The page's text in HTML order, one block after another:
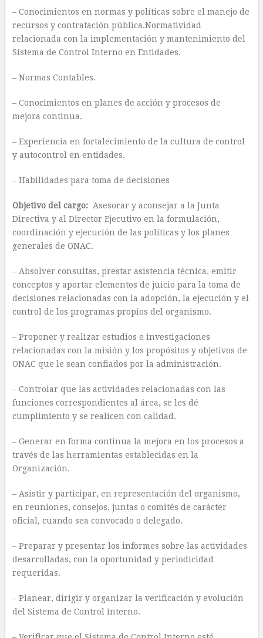
– Conocimientos en normas y políticas sobre el manejo de
recursos y contratación pública.Normatividad
relacionada con la implementación y mantenimiento del
Sistema de Control Interno en Entidades.
– Normas Contables.
– Conocimientos en planes de acción y procesos de
mejora continua.
– Experiencia en fortalecimiento de la cultura de control
y autocontrol en entidades.
– Habilidades para toma de decisiones
Objetivo del cargo:Asesorar y aconsejar a la Junta
Directiva y al Director Ejecutivo en la formulación,
coordinación y ejecución de las políticas y los planes
generales de ONAC.
– Absolver consultas, prestar asistencia técnica, emitir
conceptos y aportar elementos de juicio para la toma de
decisiones relacionadas con la adopción, la ejecución y el
control de los programas propios del organismo.
– Proponer y realizar estudios e investigaciones
relacionadas con la misión y los propósitos y objetivos de
ONAC que le sean confiados por la administración.
– Controlar que las actividades relacionadas con las
funciones correspondientes al área, se les dé
cumplimiento y se realicen con calidad.
– Generar en forma continua la mejora en los procesos a
través de las herramientas establecidas en la
Organización.
– Asistir y participar, en representación del organismo,
en reuniones, consejos, juntas o comités de carácter
oficial, cuando sea convocado o delegado.
– Preparar y presentar los informes sobre las actividades
desarrolladas, con la oportunidad y periodicidad
requeridas.
– Planear, dirigir y organizar la verificación y evolución
del Sistema de Control Interno.